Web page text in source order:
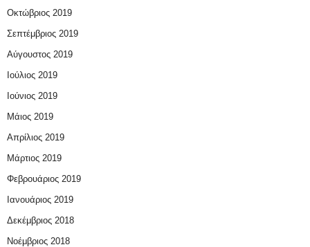
Οκτώβριος 2019
Σεπτέμβριος 2019
Αύγουστος 2019
Ιούλιος 2019
Ιούνιος 2019
Μάιος 2019
Απρίλιος 2019
Μάρτιος 2019
Φεβρουάριος 2019
Ιανουάριος 2019
Δεκέμβριος 2018
Νοέμβριος 2018